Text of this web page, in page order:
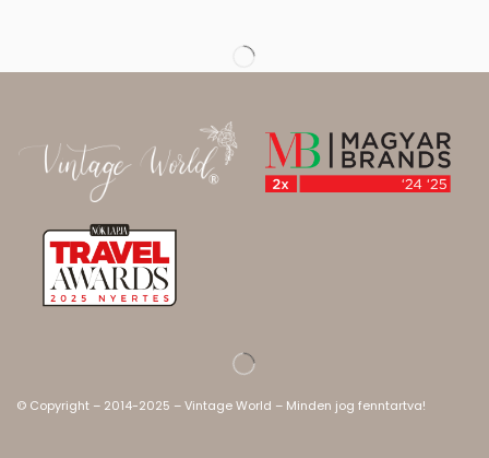
© Copyright – 2014-2025 – Vintage World – Minden jog fenntartva!